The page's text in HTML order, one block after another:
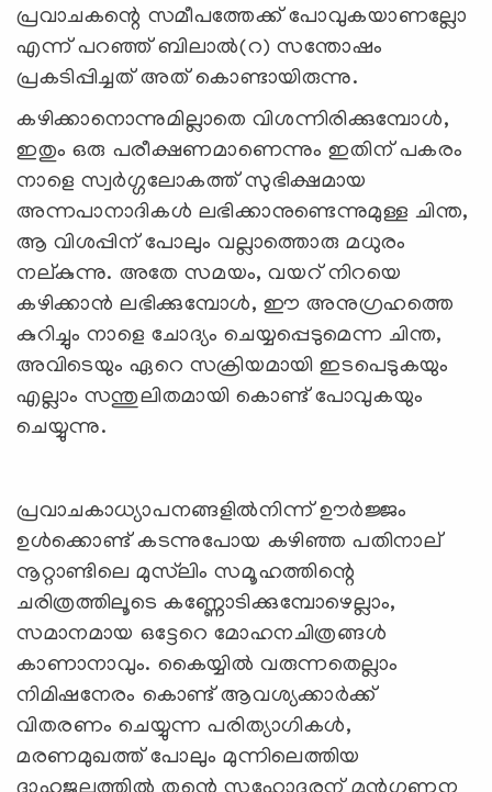
പ്രവാചകന്റെ സമീപത്തേക്ക് പോവുകയാണല്ലോ
എന്ന് പറഞ്ഞ് ബിലാല്‍(റ) സന്തോഷം
പ്രകടിപ്പിച്ചത് അത് കൊണ്ടായിരുന്നു.
കഴിക്കാനൊന്നുമില്ലാതെ വിശന്നിരിക്കുമ്പോള്‍,
ഇതും ഒരു പരീക്ഷണമാണെന്നും ഇതിന് പകരം
നാളെ സ്വര്‍ഗ്ഗലോകത്ത് സുഭിക്ഷമായ
അന്നപാനാദികള്‍ ലഭിക്കാനുണ്ടെന്നുമുള്ള ചിന്ത,
ആ വിശപ്പിന് പോലും വല്ലാത്തൊരു മധുരം
നല്കുന്നു. അതേ സമയം, വയറ് നിറയെ
കഴിക്കാന്‍ ലഭിക്കുമ്പോള്‍, ഈ അനുഗ്രഹത്തെ
കുറിച്ചും നാളെ ചോദ്യം ചെയ്യപ്പെടുമെന്ന ചിന്ത,
അവിടെയും ഏറെ സക്രിയമായി ഇടപെടുകയും
എല്ലാം സന്തുലിതമായി കൊണ്ട് പോവുകയും
ചെയ്യുന്നു.
പ്രവാചകാധ്യാപനങ്ങളില്‍നിന്ന് ഊര്‍ജ്ജം
ഉള്‍ക്കൊണ്ട് കടന്നുപോയ കഴിഞ്ഞ പതിനാല്
നൂറ്റാണ്ടിലെ മുസ്‍ലിം സമൂഹത്തിന്റെ
ചരിത്രത്തിലൂടെ കണ്ണോടിക്കുമ്പോഴെല്ലാം,
സമാനമായ ഒട്ടേറെ മോഹനചിത്രങ്ങള്‍
കാണാനാവും. കൈയ്യില്‍ വരുന്നതെല്ലാം
നിമിഷനേരം കൊണ്ട് ആവശ്യക്കാര്‍ക്ക്
വിതരണം ചെയ്യുന്ന പരിത്യാഗികള്‍,
മരണമുഖത്ത് പോലും മുന്നിലെത്തിയ